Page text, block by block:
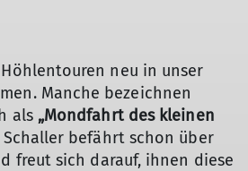
neu in unser
Manche bezeichnen
als „Mondfahrt des kleinen
befährt schon über
freut sich darauf, ihnen diese